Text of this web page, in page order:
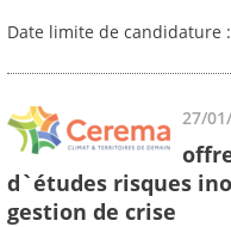
Date limite de candidature
27/
d`études risques
gestion de crise